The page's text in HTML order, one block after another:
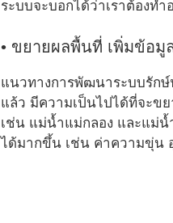
ระบบจะบอกได้ว่าเราต้องท
• ขยายผลพื้นที่ เพิ่มข้อ
แนวทางการพัฒนาระบบรักษ์
แล้ว มีความเป็นไปได้ที่จะข
เช่น แม่น้ำแม่กลอง และแม่
ได้มากขึ้น เช่น ค่าความขุ่น